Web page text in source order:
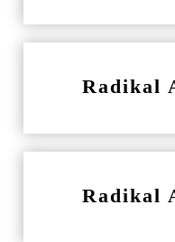
Radikal
Radikal